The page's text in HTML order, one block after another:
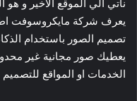
نأتي الي الموقع الاخير و
يعرف شركة مايكروسوفت
تصميم الصور باستخدام
يعطيك صور مجانية غير
الخدمات او المواقع